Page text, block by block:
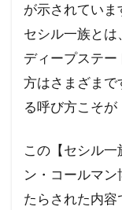
が示されていま
セシル一族とは
ディープステ
方はさまざまで
る呼び方こそが
この【セシル
ン・コールマ
たらされた内容
インフォー
ジョン・コ
タヴィスト
セシル・ジ
スパムコメ